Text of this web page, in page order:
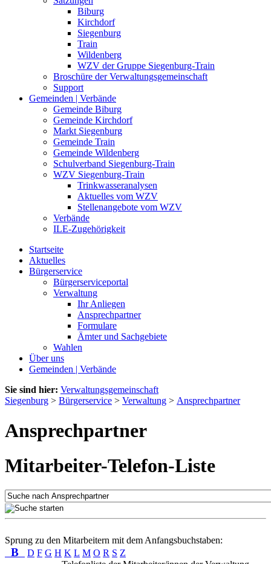
Biburg
Kirchdorf
Siegenburg
Train
Wildenberg
WZV der Gruppe Siegenburg-Train
Broschüre der Verwaltungsgemeinschaft
Support
Gemeinden | Verbände
Gemeinde Biburg
Gemeinde Kirchdorf
Markt Siegenburg
Gemeinde Train
Gemeinde Wildenberg
Schulverband Siegenburg-Train
WZV Siegenburg-Train
Trinkwasseranalysen
Aktuelles vom WZV
Stellenangebote vom WZV
Verbände
ILE-Zugehörigkeit
Startseite
Aktuelles
Bürgerservice
Bürgerserviceportal
Verwaltung
Ihr Anliegen
Ansprechpartner
Formulare
Ämter und Sachgebiete
Wahlen
Über uns
Gemeinden | Verbände
Sie sind hier: Verwaltungsgemeinschaft
Siegenburg > Bürgerservice > Verwaltung > Ansprechpartner
Ansprechpartner
Mitarbeiter-Telefon-Liste
Sprung zu den Mitarbeitern mit dem Anfangsbuchstaben:
B D F G H K L M O R S Z